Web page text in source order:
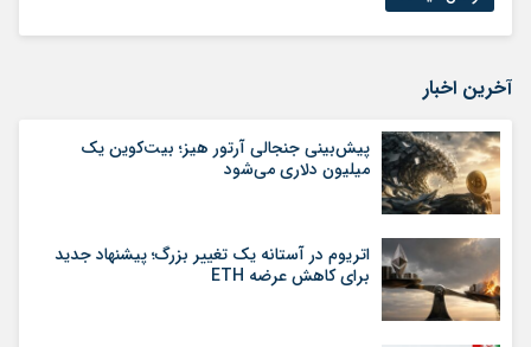
آخرین اخبار
پیش‌بینی جنجالی آرتور هیز؛ بیت‌کوین یک
میلیون دلاری می‌شود
اتریوم در آستانه یک تغییر بزرگ؛ پیشنهاد جدید
برای کاهش عرضه ETH